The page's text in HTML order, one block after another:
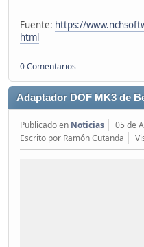
Fuente: https://
html
0 Comentarios
Adaptador DOF MK3 de
Publicado en Noticias
05 de
Escrito por Ramón Cutanda